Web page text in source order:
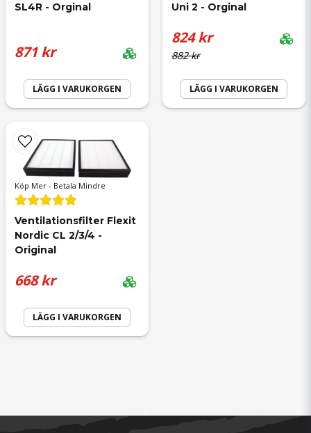
SL4R - Orginal
871 kr
LÄGG I VARUKORGEN
Uni 2 - Orginal
882 kr
824 kr
LÄGG I VARUKORGEN
Köp Mer - Betala Mindre
Ventilationsfilter Flexit
Nordic CL 2/3/4 -
Original
668 kr
LÄGG I VARUKORGEN